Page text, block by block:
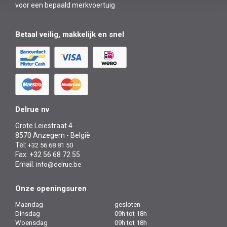
voor een bepaald merkvoertuig
Betaal veilig, makkelijk en snel
Delrue nv
Grote Leiestraat 4
8570 Anzegem - België
Tel: +32 56 68 81 50
Fax: +32 56 68 72 55
Email: info@delrue.be
Onze openingsuren
Maandag
gesloten
Dinsdag
09h tot 18h
Woensdag
09h tot 18h